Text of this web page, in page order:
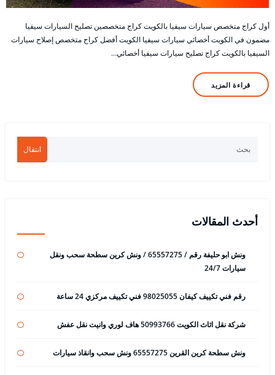
أول كراج متخصص سيارات سيفيا بالكويت كراج متخصصين تصليح السيارات سيفيا
مضمون في الكويت أخصائي سيارات سيفيا الكويت أفضل كراج متخصص إصلاح سيارات
السيفيا بالكويت كراج تصليح سيارات سيفيا أخصائي…
قراءة المزيد
انتقال
أحدث المقالات
ونش ابو حليفة رقم / 65557275 / ونش كرين سطحة سحب ونقل
سيارات 24/7
رقم فني تكييف كيفان 98025055 فني تكييف مركزي 24 ساعة
شركة نقل اثاث الكويت 50993766 هاف لوري وانيت نقل عفش
ونش سطحة كرين القرين 65557275 ونش سحب وانقاذ سيارات